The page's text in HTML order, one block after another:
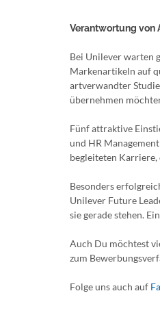
Verantwortung von
Bei Unilever warten
Markenartikeln auf
artverwandter
übernehmen
Fünf attraktive
und HR
begleiteten Karriere,
Besonders
Unilever Future
sie gerade stehen.
Auch Du möchtest
zum
Folge uns auch auf